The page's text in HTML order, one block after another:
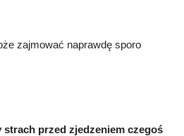
zajmować naprawdę sporo
strach przed zjedzeniem czegoś